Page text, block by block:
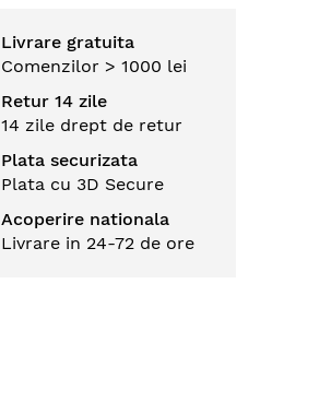
Livrare gratuita
Comenzilor > 1000 lei
Retur 14 zile
14 zile drept de retur
Plata securizata
Plata cu 3D Secure
Acoperire nationala
Livrare in 24-72 de ore